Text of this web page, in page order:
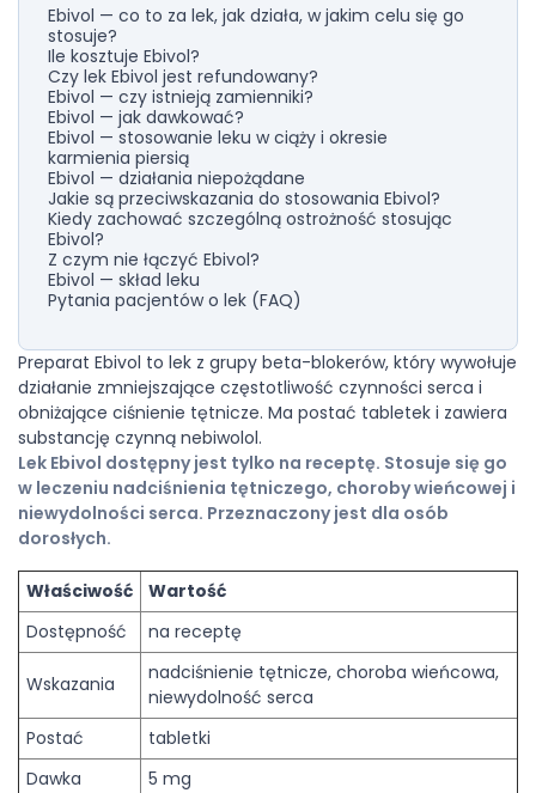
Preparat Ebivol to lek z grupy beta-blokerów, który wywołuje
działanie zmniejszające częstotliwość czynności serca i
obniżające ciśnienie tętnicze. Ma postać tabletek i zawiera
substancję czynną nebiwolol.
Lek Ebivol dostępny jest tylko na receptę. Stosuje się go
w leczeniu nadciśnienia tętniczego, choroby wieńcowej i
niewydolności serca. Przeznaczony jest dla osób
dorosłych.
Właściwość
Wartość
Dostępność
na receptę
Wskazania
nadciśnienie tętnicze, choroba wieńcowa,
niewydolność serca
Postać
tabletki
Dawka
5 mg
Ebivol — co to za lek, jak działa, w jakim celu się go
stosuje?
Ile kosztuje Ebivol?
Czy lek Ebivol jest refundowany?
Ebivol — czy istnieją zamienniki?
Ebivol — jak dawkować?
Ebivol — stosowanie leku w ciąży i okresie
karmienia piersią
Ebivol — działania niepożądane
Jakie są przeciwskazania do stosowania Ebivol?
Kiedy zachować szczególną ostrożność stosując
Ebivol?
Z czym nie łączyć Ebivol?
Ebivol — skład leku
Pytania pacjentów o lek (FAQ)